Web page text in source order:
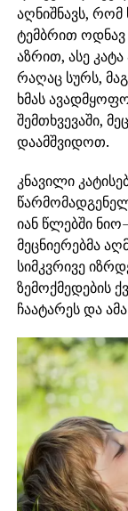
აღნიშნავს, რომ
ტემბრით ოდნავ
აზრით, ასე
რაღაც სურს,
ხმას
შემთხვევაში,
დაამშვიდოთ.
კნავილი
იან წლებში
მეცნიერებმა
სიმკვრივე
ზემოქმედების
ჩაატარეს და